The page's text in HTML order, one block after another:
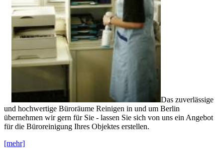
Das zuverlässige
und hochwertige Büroräume Reinigen in und um Berlin
übernehmen wir gern für Sie - lassen Sie sich von uns ein Angebot
für die Büroreinigung Ihres Objektes erstellen.
[mehr]